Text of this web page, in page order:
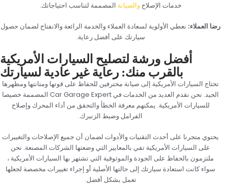
خدمات الإصلاحوالصيانة المصممة لتناسب احتياجاتك.‏
‏رضا العملاء:‏ ‏نعطي الأولوية لسعادة العملاء والخدمة الرائعة والانفتاح لضمان حصول
سيارتك على أفضل رعاية.‏
‏أفضل ورشة لتصليح السيارات الأمريكية
بالقرب منك: رعاية غير عادية لسيارتك‏
‏تحتاج السيارات الأمريكية إلى صيانة محترفين للحفاظ على قوتها ومتانتها ومظهرها
الجيد. نحن نقدم العديد من الخدمات في Car Garage Expert المصممة خصيصا
للسيارات الأمريكية. يمكنهم معرفة الخطأ والتحقق من أداء المحرك وإصلاح
الفرامل وضبط الزنبرك.‏
‏يحتوي متجرنا على أحدث التقنيات والأدوات لضمان أن جميع الإصلاحات والتغييرات
على السيارات الأمريكية تفي بالمعايير التي وضعتها الشركات المصنعة. نحن
ملتزمون بالحفاظ على الجودة والموثوقية التي تشتهر بها السيارات الأمريكية ،
سواء كانت استعادة سيارتك إلى حالتها الأصلية أو إجراء تغييرات مخصصة لجعلها
تعمل بشكل أفضل.‏